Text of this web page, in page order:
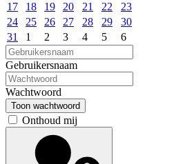
17
18 19 20 21 22
23
24
25 26 27 28 29
30
31
1 2 3 4 5 6
Gebruikersnaam
Wachtwoord
Toon wachtwoord
Onthoud mij